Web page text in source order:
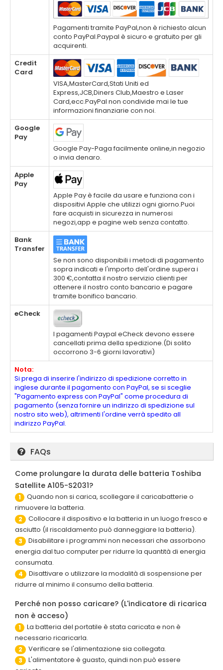
Pagamenti tramite PayPal,non è richiesto alcun
conto PayPal.Paypal è sicuro e gratuito per gli
acquirenti.
Credit
Card
VISA,MasterCard,Stati Uniti ed
Express,JCB,Diners Club,Maestro e Laser
Card,ecc.PayPal non condivide mai le tue
informazioni finanziarie con noi.
Google
Pay
Google Pay-Paga facilmente online,in negozio
o invia denaro.
Apple
Pay
Apple Pay è facile da usare e funziona con i
dispositivi Apple che utilizzi ogni giorno.Puoi
fare acquisti in sicurezza in numerosi
negozi,app e pagine web senza contatto.
Bank
Transfer
Se non sono disponibili i metodi di pagamento
sopra indicati e l'importo dell'ordine supera i
300 €,contatta il nostro servizio clienti per
ottenere il nostro conto bancario e pagare
tramite bonifico bancario.
eCheck
I pagamenti Paypal eCheck devono essere
cancellati prima della spedizione.(Di solito
occorrono 3-6 giorni lavorativi)
Nota:
Si prega di inserire l'indirizzo di spedizione corretto in
inglese durante il pagamento con PayPal, se si sceglie
"Pagamento express con PayPal" come procedura di
pagamento (senza fornire un indirizzo di spedizione sul
nostro sito web), altrimenti l'ordine verrà spedito all
indirizzo PayPal.
FAQs
Come prolungare la durata delle batteria Toshiba
Satellite A105-S2031?
1
Quando non si carica, scollegare il caricabatterie o
rimuovere la batteria.
2
Collocare il dispositivo e la batteria in un luogo fresco e
asciutto (il riscaldamento può danneggiare la batteria).
3
Disabilitare i programmi non necessari che assorbono
energia dal tuo computer per ridurre la quantità di energia
consumata.
4
Disattivare o utilizzare la modalità di sospensione per
ridurre al minimo il consumo della batteria.
Perché non posso caricare? (L'indicatore di ricarica
non è acceso)
1
La batteria del portatile è stata caricata e non è
necessario ricaricarla.
2 Verificare se l'alimentazione sia collegata.
3
L'alimentatore è guasto, quindi non può essere